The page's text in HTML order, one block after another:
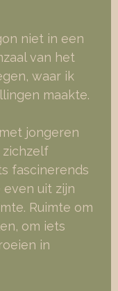
niet in een
van het
waar ik
maakte.
jongeren
zichzelf
fascinerends
uit zijn
Ruimte om
om iets
in